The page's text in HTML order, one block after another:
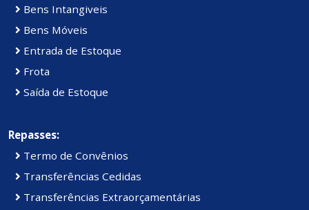
Bens Intangiveis
Bens Móveis
Entrada de Estoque
Frota
Saída de Estoque
Repasses:
Termo de Convênios
Transferências Cedidas
Transferências Extraorçamentárias